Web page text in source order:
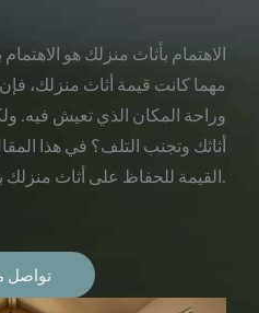
الاهتمام بأثاث منزلك هو
مهما كانت قيمة أثاث منزلك، فإن
وراحة المكان الذي تعيش فيه.
أثاثك وتجنب التلف؟ في هذا
القيمة للحفاظ على أثاث منزلك بحالة جيدة وتجنب التلف.
تواصل